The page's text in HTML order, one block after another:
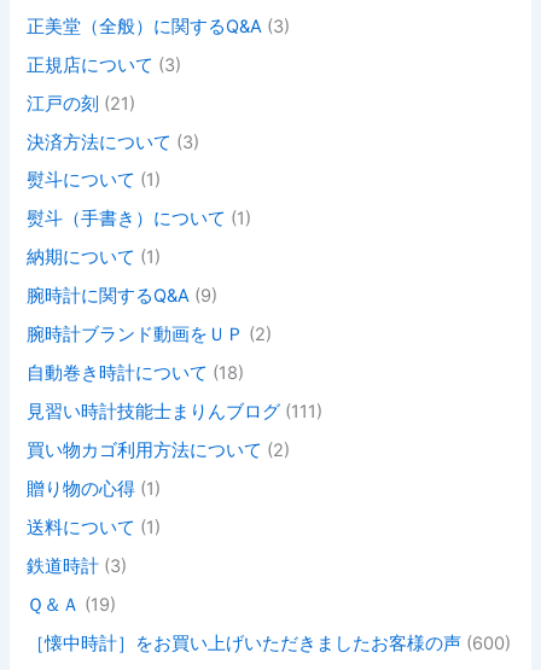
正美堂（全般）に関するQ&A (3)
正規店について (3)
江戸の刻 (21)
決済方法について (3)
熨斗について (1)
熨斗（手書き）について (1)
納期について (1)
腕時計に関するQ&A (9)
腕時計ブランド動画をＵＰ (2)
自動巻き時計について (18)
見習い時計技能士まりんブログ (111)
買い物カゴ利用方法について (2)
贈り物の心得 (1)
送料について (1)
鉄道時計 (3)
Ｑ＆Ａ (19)
［懐中時計］をお買い上げいただきましたお客様の声 (600)